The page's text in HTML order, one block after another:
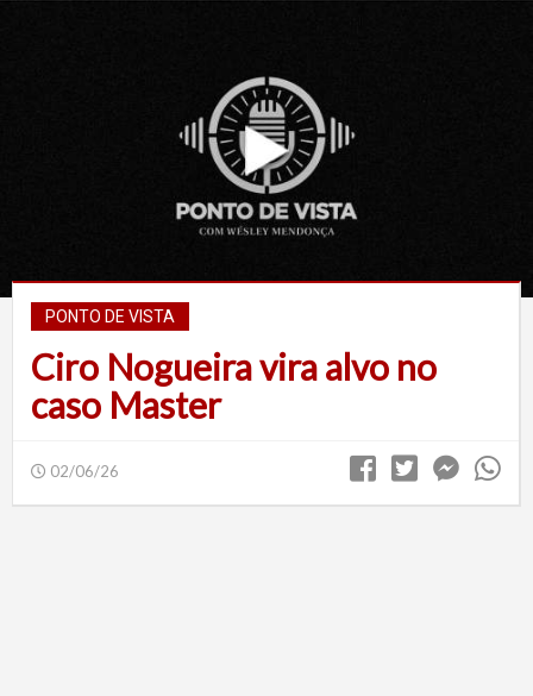
PONTO DE VISTA
Ciro Nogueira vira alvo no
caso Master
02/06/26